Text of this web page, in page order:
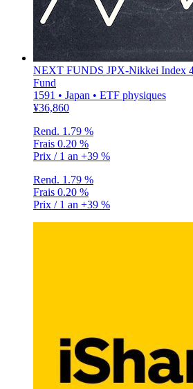
NEXT FUNDS JPX-Nikkei Index
Fund
1591 • Japan • ETF physiques
¥36,860
Rend. 1.79 %
Frais 0.20 %
Prix / 1 an +39 %
Rend. 1.79 %
Frais 0.20 %
Prix / 1 an +39 %